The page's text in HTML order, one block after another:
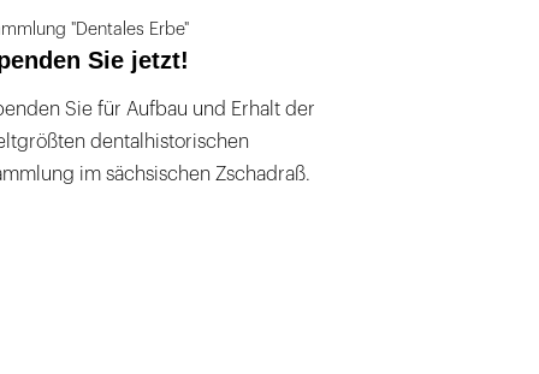
"Dentales Erbe"
Sie jetzt!
Sie für Aufbau und Erhalt der
dentalhistorischen
im sächsischen Zschadraß.